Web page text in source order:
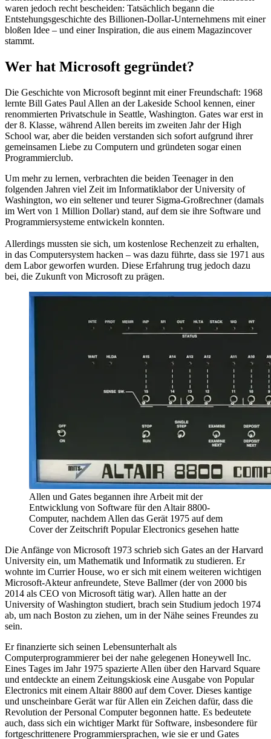
waren jedoch recht bescheiden: Tatsächlich begann die
Entstehungsgeschichte des Billionen-Dollar-Unternehmens mit einer
bloßen Idee – und einer Inspiration, die aus einem Magazincover
stammt.
Wer hat Microsoft gegründet?
Die Geschichte von Microsoft beginnt mit einer Freundschaft: 1968
lernte Bill Gates Paul Allen an der Lakeside School kennen, einer
renommierten Privatschule in Seattle, Washington. Gates war erst in
der 8. Klasse, während Allen bereits im zweiten Jahr der High
School war, aber die beiden verstanden sich sofort aufgrund ihrer
gemeinsamen Liebe zu Computern und gründeten sogar einen
Programmierclub.
Um mehr zu lernen, verbrachten die beiden Teenager in den
folgenden Jahren viel Zeit im Informatiklabor der University of
Washington, wo ein seltener und teurer Sigma-Großrechner (damals
im Wert von 1 Million Dollar) stand, auf dem sie ihre Software und
Programmiersysteme entwickeln konnten.
Allerdings mussten sie sich, um kostenlose Rechenzeit zu erhalten,
in das Computersystem hacken – was dazu führte, dass sie 1971 aus
dem Labor geworfen wurden. Diese Erfahrung trug jedoch dazu
bei, die Zukunft von Microsoft zu prägen.
Allen und Gates begannen ihre Arbeit mit der
Entwicklung von Software für den Altair 8800-
Computer, nachdem Allen das Gerät 1975 auf dem
Cover der Zeitschrift Popular Electronics gesehen hatte
Die Anfänge von Microsoft 1973 schrieb sich Gates an der Harvard
University ein, um Mathematik und Informatik zu studieren. Er
wohnte im Currier House, wo er sich mit einem weiteren wichtigen
Microsoft-Akteur anfreundete, Steve Ballmer (der von 2000 bis
2014 als CEO von Microsoft tätig war). Allen hatte an der
University of Washington studiert, brach sein Studium jedoch 1974
ab, um nach Boston zu ziehen, um in der Nähe seines Freundes zu
sein.
Er finanzierte sich seinen Lebensunterhalt als
Computerprogrammierer bei der nahe gelegenen Honeywell Inc.
Eines Tages im Jahr 1975 spazierte Allen über den Harvard Square
und entdeckte an einem Zeitungskiosk eine Ausgabe von Popular
Electronics mit einem Altair 8800 auf dem Cover. Dieses kantige
und unscheinbare Gerät war für Allen ein Zeichen dafür, dass die
Revolution der Personal Computer begonnen hatte. Es bedeutete
auch, dass sich ein wichtiger Markt für Software, insbesondere für
fortgeschrittenere Programmiersprachen, wie sie er und Gates